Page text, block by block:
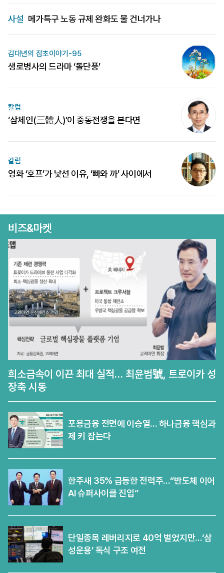
사설 메가특구 노동 규제 완화도 물 건너가나
김대년의 잡초이야기-95
생로병사의 드라마 ‘돌단풍’
칼럼
‘삼체인(三體人)’이 중동전쟁을 본다면
칼럼
영화 ‘호프’가 낯선 이유, ‘빠와 까’ 사이에서
비즈&마켓
희소금속이 이끈 최대 실적… 최윤범號, 트로이카 성
장축 시동
포용금융 전면에 이승열… 하나금융 핵심과
제 키 잡는다
한주새 35% 급등한 전력주…“반도체 이어
AI 슈퍼사이클 진입”
단일종목 레버리지로 40억 벌었지만…‘삼
성운용’ 독식 구조 여전